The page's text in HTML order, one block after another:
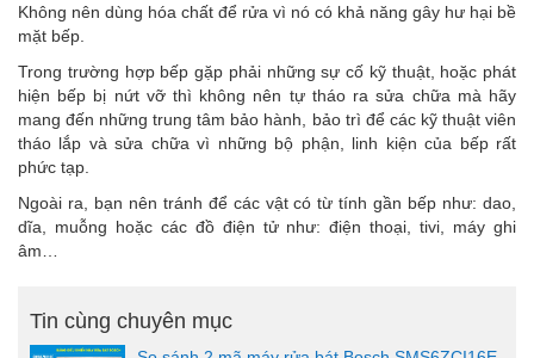
Không nên dùng hóa chất để rửa vì nó có khả năng gây hư hại bề
mặt bếp.
Trong trường hợp bếp gặp phải những sự cố kỹ thuật, hoặc phát
hiện bếp bị nứt vỡ thì không nên tự tháo ra sửa chữa mà hãy
mang đến những trung tâm bảo hành, bảo trì để các kỹ thuật viên
tháo lắp và sửa chữa vì những bộ phận, linh kiện của bếp rất
phức tạp.
Ngoài ra, bạn nên tránh để các vật có từ tính gần bếp như: dao,
dĩa, muỗng hoặc các đồ điện tử như: điện thoại, tivi, máy ghi
âm…
Tin cùng chuyên mục